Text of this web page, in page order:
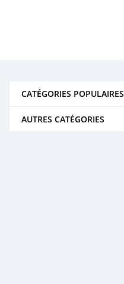
CATÉGORIES POPULAIRES
AUTRES CATÉGORIES